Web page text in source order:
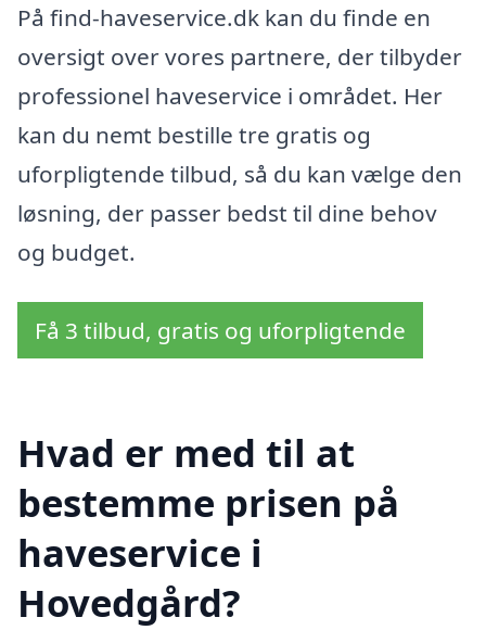
På find-haveservice.dk kan du finde en
oversigt over vores partnere, der tilbyder
professionel haveservice i området. Her
kan du nemt bestille tre gratis og
uforpligtende tilbud, så du kan vælge den
løsning, der passer bedst til dine behov
og budget.
Få 3 tilbud, gratis og uforpligtende
Hvad er med til at
bestemme prisen på
haveservice i
Hovedgård?